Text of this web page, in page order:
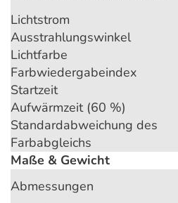
Lichtstrom
Ausstrahlungswinkel
Lichtfarbe
Farbwiedergabeindex
Startzeit
Aufwärmzeit (60 %)
Standardabweichung des
Farbabgleichs
Maße & Gewicht
Abmessungen